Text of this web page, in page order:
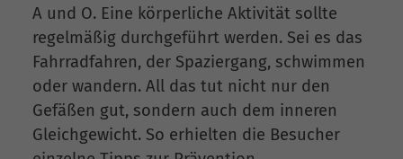
A und O. Eine körperliche Aktivität sollte
regelmäßig durchgeführt werden. Sei es das
Fahrradfahren, der Spaziergang, schwimmen
oder wandern. All das tut nicht nur den
Gefäßen gut, sondern auch dem inneren
Gleichgewicht. So erhielten die Besucher